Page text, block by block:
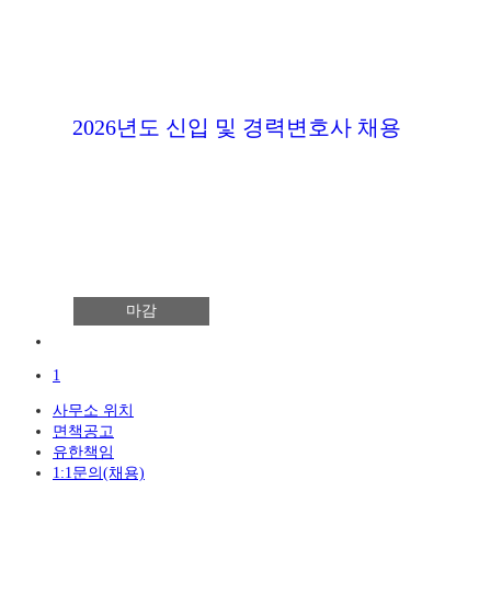
마감
2026년도 신입 및 경력변호사 채용
1
사무소 위치
면책공고
유한책임
1:1문의(채용)